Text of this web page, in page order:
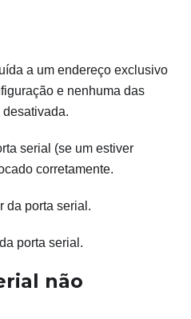
a um endereço exclusivo
e nenhuma das
serial (se um estiver
corretamente.
da porta serial.
porta serial.
não